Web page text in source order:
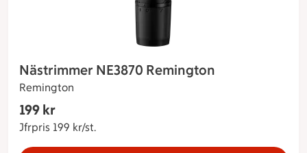
Nästrimmer NE3870 Remington
Remington
199 kr
Jfrpris 199 kr/st.